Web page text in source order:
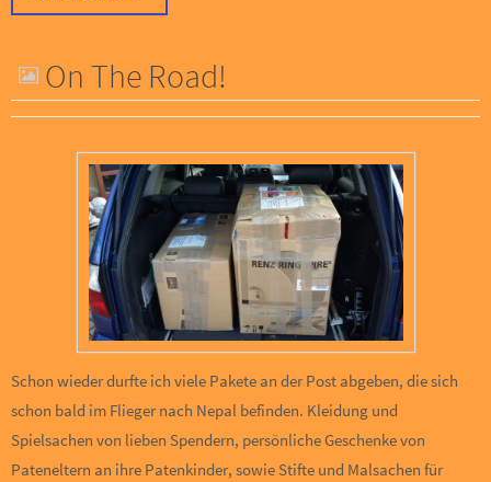
On The Road!
Schon wieder durfte ich viele Pakete an der Post abgeben, die sich
schon bald im Flieger nach Nepal befinden. Kleidung und
Spielsachen von lieben Spendern, persönliche Geschenke von
Pateneltern an ihre Patenkinder, sowie Stifte und Malsachen für